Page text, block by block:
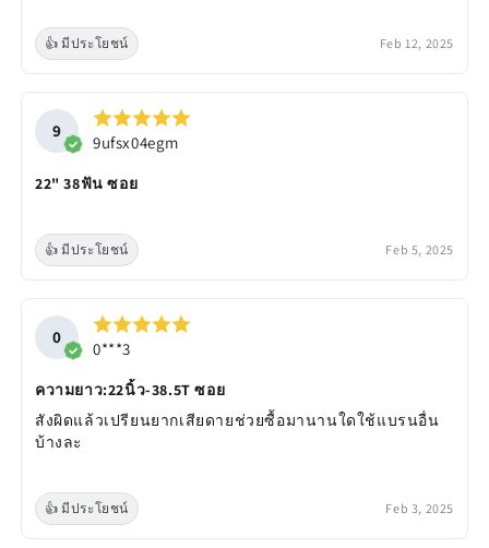
👍 มีประโยชน์ Feb 12, 2025
9
9ufsx04egm
22" 38ฟัน ซอย
👍 มีประโยชน์ Feb 5, 2025
0
0***3
ความยาว:22นิ้ว-38.5T ซอย
สังผิดแล้วเปรียนยากเสียดายช่วยซื้อมานานใดใช้แบรนอื่น
บ้างละ
👍 มีประโยชน์ Feb 3, 2025